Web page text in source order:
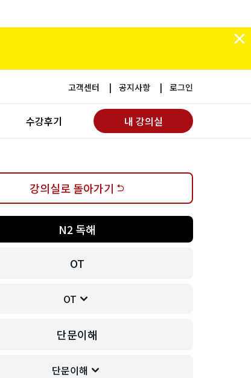
고객센터 공지사항 로그인
수강후기 내 강의실
강의실로 돌아가기
N2 독해
OT
OT
단문이해
단문이해